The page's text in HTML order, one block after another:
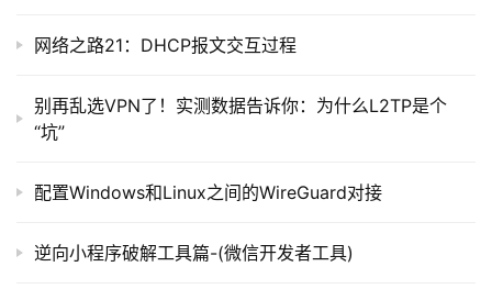
网络之路21：DHCP报文交互过程
别再乱选VPN了！实测数据告诉你：为什么L2TP是个
“坑”
配置Windows和Linux之间的WireGuard对接
逆向小程序破解工具篇-(微信开发者工具)